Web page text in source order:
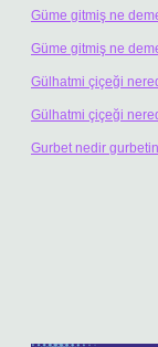
Güme gitmiş ne
Güme gitmiş ne
Gülhatmi çiçeği
Gülhatmi çiçeği
Gurbet nedir